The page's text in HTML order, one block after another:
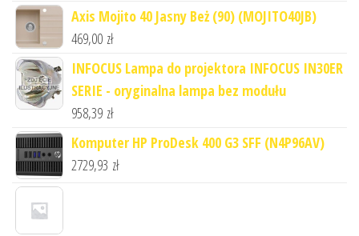
Axis Mojito 40 Jasny Beż (90) (MOJITO40JB)
469,00 zł
INFOCUS Lampa do projektora INFOCUS IN30ER
SERIE - oryginalna lampa bez modułu
958,39 zł
Komputer HP ProDesk 400 G3 SFF (N4P96AV)
2729,93 zł